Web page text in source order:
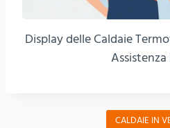
Display delle Caldaie
Assistenza
CALDAIE IN